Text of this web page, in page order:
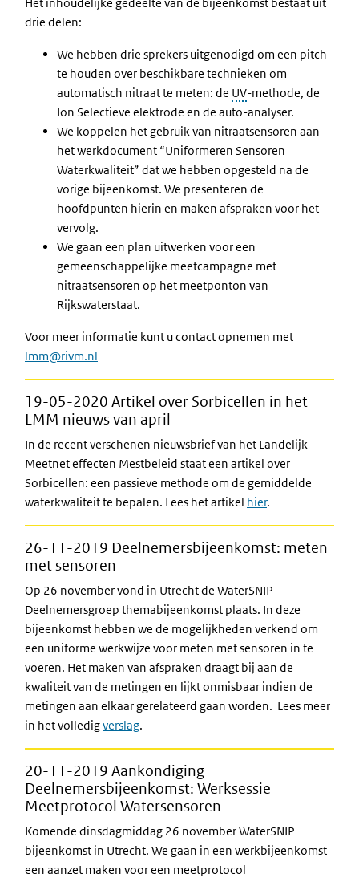
drie delen:
We hebben drie sprekers uitgenodigd om een pitch
te houden over beschikbare technieken om
automatisch nitraat te meten: de UV-methode, de
Ion Selectieve elektrode en de auto-analyser.
We koppelen het gebruik van nitraatsensoren aan
het werkdocument “Uniformeren Sensoren
Waterkwaliteit” dat we hebben opgesteld na de
vorige bijeenkomst. We presenteren de
hoofdpunten hierin en maken afspraken voor het
vervolg.
We gaan een plan uitwerken voor een
gemeenschappelijke meetcampagne met
nitraatsensoren op het meetponton van
Rijkswaterstaat.
Voor meer informatie kunt u contact opnemen met
lmm@rivm.nl
19-05-2020 Artikel over Sorbicellen in het
LMM nieuws van april
In de recent verschenen nieuwsbrief van het Landelijk
Meetnet effecten Mestbeleid staat een artikel over
Sorbicellen: een passieve methode om de gemiddelde
waterkwaliteit te bepalen. Lees het artikel hier.
26-11-2019 Deelnemersbijeenkomst: meten
met sensoren
Op 26 november vond in Utrecht de WaterSNIP
Deelnemersgroep themabijeenkomst plaats. In deze
bijeenkomst hebben we de mogelijkheden verkend om
een uniforme werkwijze voor meten met sensoren in te
voeren. Het maken van afspraken draagt bij aan de
kwaliteit van de metingen en lijkt onmisbaar indien de
metingen aan elkaar gerelateerd gaan worden. Lees meer
in het volledigverslag.
20-11-2019 Aankondiging
Deelnemersbijeenkomst: Werksessie
Meetprotocol Watersensoren
Komende dinsdagmiddag 26 november WaterSNIP
bijeenkomst in Utrecht. We gaan in een werkbijeenkomst
een aanzet maken voor een meetprotocol